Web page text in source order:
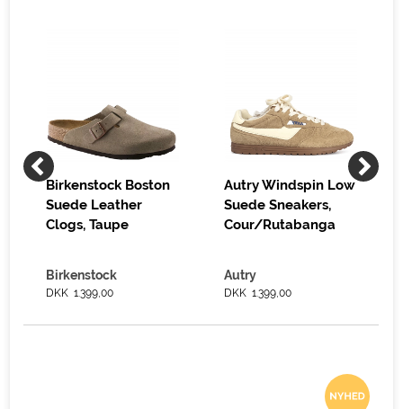
Birkenstock Boston
Suede Leather
Clogs, Taupe
Birkenstock
DKK 1.399,00
Autry Windspin Low
Suede Sneakers,
Cour/Rutabanga
Autry
DKK 1.399,00